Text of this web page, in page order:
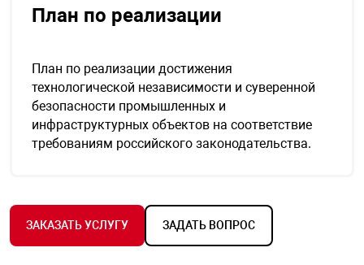
План по реализации
План по реализации достижения
технологической независимости и суверенной
безопасности промышленных и
инфраструктурных объектов на соответствие
требованиям российского законодательства.
ЗАКАЗАТЬ УСЛУГУ ЗАДАТЬ ВОПРОС